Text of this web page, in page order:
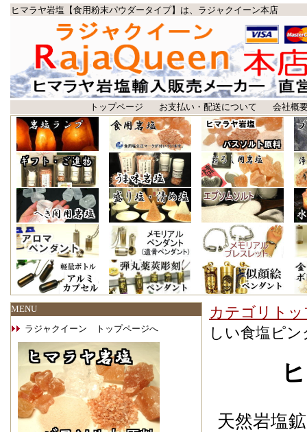
ヒマラヤ岩塩【食用粉末パウダータイプ】は、ラジャクイーン本店
トップページ お支払い・配送について 会社概
MENU
ラジャクイーン トップページへ
カテゴリトッ
しい食塩ピ
天然岩塩